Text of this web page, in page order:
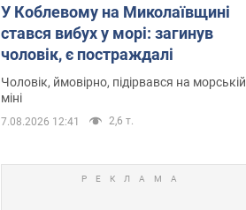
У Коблевому на Миколаївщині
стався вибух у морі: загинув
чоловік, є постраждалі
Чоловік, ймовірно, підірвався на морській
міні
7.08.2026 12:41 2,6 т.